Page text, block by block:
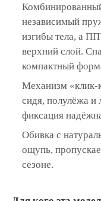
независимый
изгибы тела, а
верхний слой.
компактный
Механизм «клик-
сидя, полулёжа и
фиксация
Обивка с
ощупь,
сезоне.